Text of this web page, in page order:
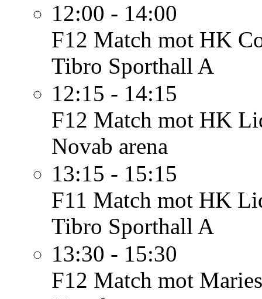
12:00 - 14:00
F12 Match mot HK
Tibro Sporthall A
12:15 - 14:15
F12 Match mot HK
Novab arena
13:15 - 15:15
F11 Match mot HK
Tibro Sporthall A
13:30 - 15:30
F12 Match mot